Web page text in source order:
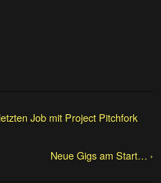
Job mit Project Pitchfork
Neue Gigs am Start… ›